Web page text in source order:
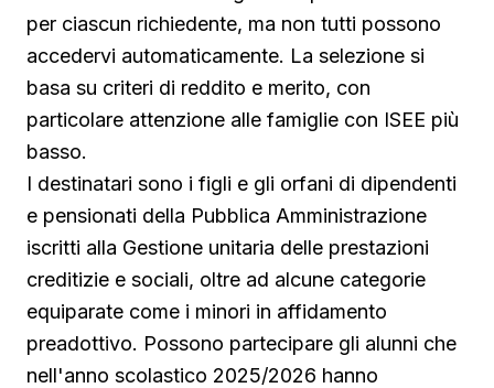
per ciascun richiedente, ma non tutti possono
accedervi automaticamente. La selezione si
basa su criteri di reddito e merito, con
particolare attenzione alle famiglie con ISEE più
basso.
I destinatari sono i figli e gli orfani di dipendenti
e pensionati della Pubblica Amministrazione
iscritti alla Gestione unitaria delle prestazioni
creditizie e sociali, oltre ad alcune categorie
equiparate come i minori in affidamento
preadottivo. Possono partecipare gli alunni che
nell'anno scolastico 2025/2026 hanno